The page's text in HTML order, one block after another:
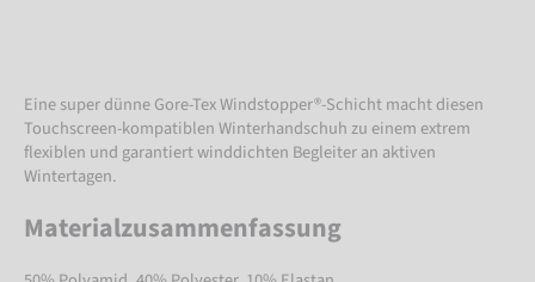
Eine super dünne Gore-Tex Windstopper®-Schicht macht diesen
Touchscreen-kompatiblen Winterhandschuh zu einem extrem
flexiblen und garantiert winddichten Begleiter an aktiven
Wintertagen.
Materialzusammenfassung